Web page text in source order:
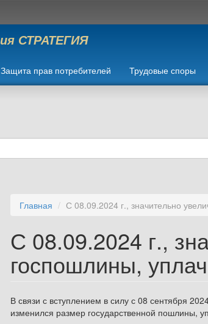
СТРАТЕГИЯ
Защита прав потребителей Трудовые споры
Главная С 08.09.2024 г., значительно
С 08.09.2024 г.,
госпошлины,
В связи с вступлением в силу с 08 сентября
изменился размер государственной пошлины,